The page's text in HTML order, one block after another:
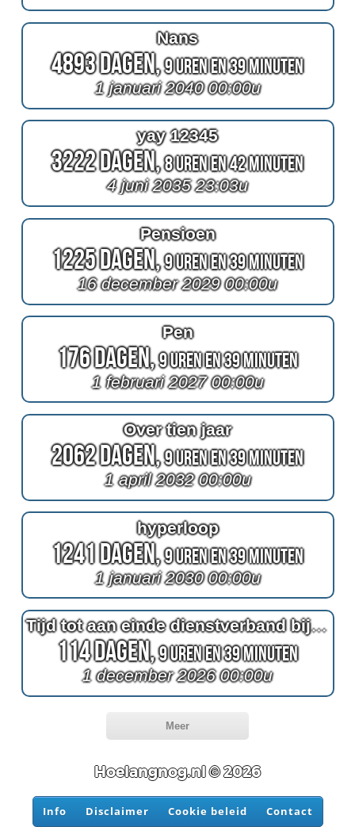
Nans
4893 Dagen,9 Uren en 39 Minuten
1 januari 2040 00:00u
yay 12345
3222 Dagen,8 Uren en 42 Minuten
4 juni 2035 23:03u
Pensioen
1225 Dagen,9 Uren en 39 Minuten
16 december 2029 00:00u
Pen
176 Dagen,9 Uren en 39 Minuten
1 februari 2027 00:00u
Over tien jaar
2062 Dagen,9 Uren en 39 Minuten
1 april 2032 00:00u
hyperloop
1241 Dagen,9 Uren en 39 Minuten
1 januari 2030 00:00u
Tijd tot aan einde dienstverband bij Abbott
114 Dagen,9 Uren en 39 Minuten
1 december 2026 00:00u
Meer
Hoelangnog.nl © 2026
Info Disclaimer Cookie beleid Contact